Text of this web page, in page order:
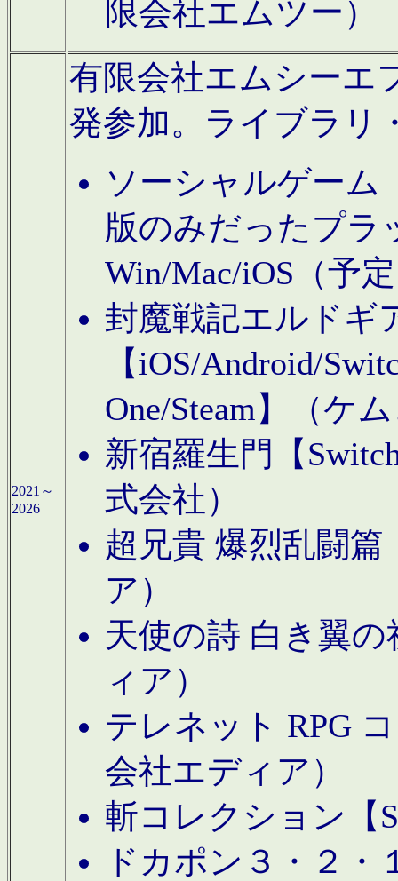
限会社エムツー）
2021～
2026
有限会社エムシーエ
発参加。ライブラリ
ソーシャルゲーム
版のみだったプラ
Win/Mac/iOS（予
封魔戦記エルドギ
【iOS/Android/
One/Steam】（ケ
新宿羅生門【
式会社）
超兄貴 爆烈乱闘篇
ア）
天使の詩 白き翼
ィア）
テレネット RPG
会社エディア）
斬コレクション【
ドカポン３・２